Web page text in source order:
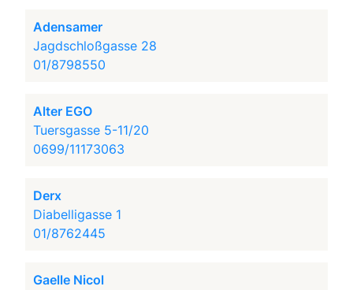
Adensamer
Jagdschloßgasse 28
01/8798550
Alter EGO
Tuersgasse 5-11/20
0699/11173063
Derx
Diabelligasse 1
01/8762445
Gaelle Nicol